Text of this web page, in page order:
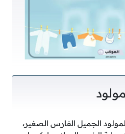
الجميل الفارس الصغير،